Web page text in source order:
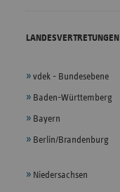
LANDESVERTRETUNGEN
vdek - Bundesebene
Baden-Württemberg
Bayern
Berlin/Brandenburg
Niedersachsen